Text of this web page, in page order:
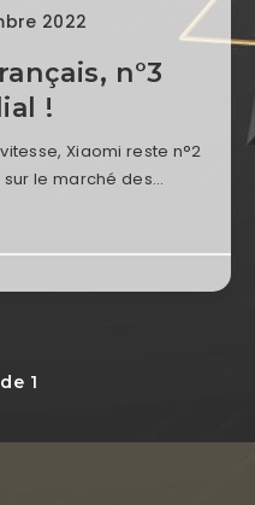
2022
n°3
!
Xiaomi reste n°2
sur le marché des…
1